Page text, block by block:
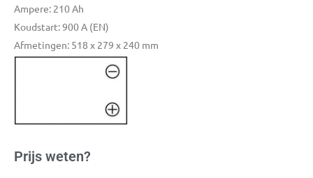
Ampere: 210 Ah
Koudstart: 900 A (EN)
Afmetingen: 518 x 279 x 240 mm
Prijs weten?